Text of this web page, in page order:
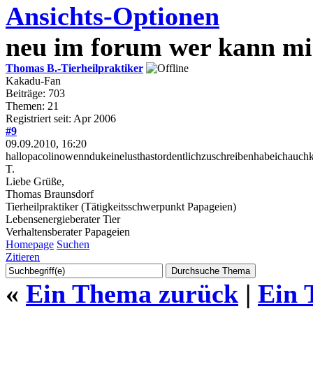
Ansichts-Optionen
neu im forum wer kann
Thomas B.-Tierheilpraktiker
Kakadu-Fan
Beiträge: 703
Themen: 21
Registriert seit: Apr 2006
#9
09.09.2010, 16:20
T.
Liebe Grüße,
Thomas Braunsdorf
Tierheilpraktiker (Tätigkeitsschwerpunkt Papageien)
Lebensenergieberater Tier
Verhaltensberater Papageien
Homepage Suchen
Zitieren
« Ein Thema zurück | Ein